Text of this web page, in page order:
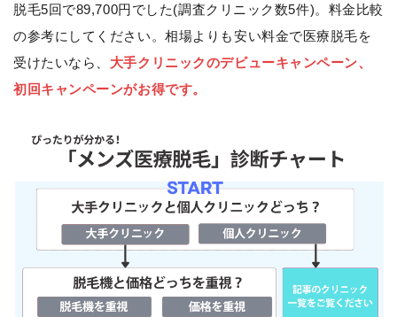
脱毛5回で89,700円でした(調査クリニック数5件)。料金比較
の参考にしてください。相場よりも安い料金で医療脱毛を
受けたいなら、 大手クリニックのデビューキャンペーン、
初回キャンペーンがお得です。